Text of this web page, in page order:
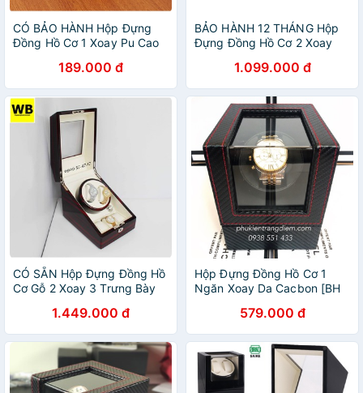
CÓ BẢO HÀNH Hộp Đựng
Đồng Hồ Cơ 1 Xoay Pu Cao
189.000 đ
BẢO HÀNH 12 THÁNG Hộp
Đựng Đồng Hồ Cơ 2 Xoay
1.099.000 đ
CÓ SẴN Hộp Đựng Đồng Hồ
Cơ Gỗ 2 Xoay 3 Trưng Bày
1.449.000 đ
Hộp Đựng Đồng Hồ Cơ 1
Ngăn Xoay Da Cacbon [BH
579.000 đ